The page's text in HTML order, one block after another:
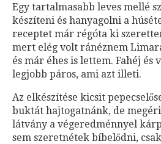
Egy tartalmasabb leves mellé
készíteni és hanyagolni a
receptet már régóta ki
mert elég volt ránéznem
és már éhes is lettem. Fahéj és
legjobb páros, ami azt illeti.
Az elkészítése kicsit
buktát hajtogatnánk, de
látvány a végeredménnyel
sem szeretnétek bíbelődni,